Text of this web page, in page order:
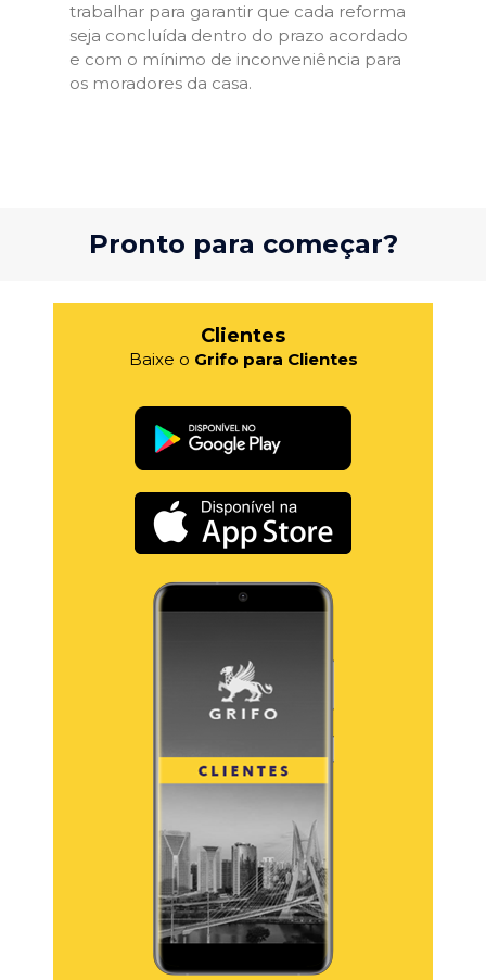
trabalhar para garantir que cada reforma
seja concluída dentro do prazo acordado
e com o mínimo de inconveniência para
os moradores da casa.
Pronto para começar?
Clientes
Baixe o Grifo para Clientes